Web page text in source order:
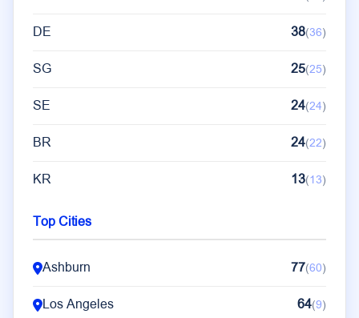
DE 38(36)
SG 25(25)
SE 24(24)
BR 24(22)
KR 13(13)
HK
Top Cities
Ashburn 77(60)
Los Angeles 64(9)